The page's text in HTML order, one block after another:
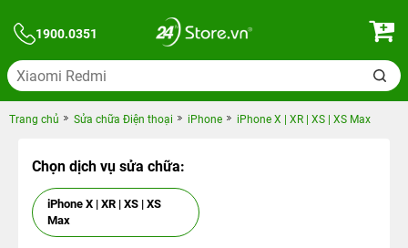
1900.0351
Trang chủ Sửa chữa Điện thoại iPhone iPhone X | XR | XS | XS Max
Chọn dịch vụ sửa chữa:
iPhone X | XR | XS | XS
Max